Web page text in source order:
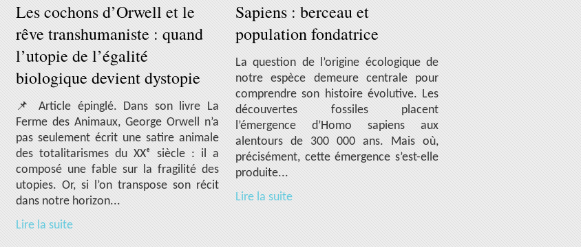
Les cochons d’Orwell et le
rêve transhumaniste : quand
l’utopie de l’égalité
biologique devient dystopie
📌 Article épinglé. Dans son livre La
Ferme des Animaux, George Orwell n’a
pas seulement écrit une satire animale
des totalitarismes du XXᵉ siècle : il a
composé une fable sur la fragilité des
utopies. Or, si l’on transpose son récit
dans notre horizon...
Lire la suite
Sapiens : berceau et
population fondatrice
La question de l’origine écologique de
notre espèce demeure centrale pour
comprendre son histoire évolutive. Les
découvertes fossiles placent
l’émergence d’Homo sapiens aux
alentours de 300 000 ans. Mais où,
précisément, cette émergence s’est-elle
produite...
Lire la suite